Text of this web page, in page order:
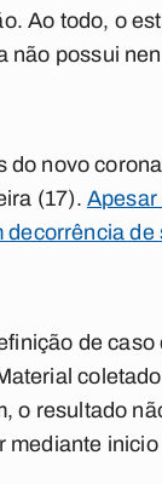
Ao todo, o
não possui
do novo
(17). Apesar
de
o resultado